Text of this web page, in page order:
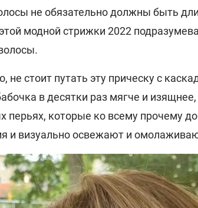
не обязательно должны быть
модной стрижки 2022
не стоит путать эту прическу с
в десятки раз мягче и изящнее,
перьях, которые ко всему прочему
и визуально освежают и